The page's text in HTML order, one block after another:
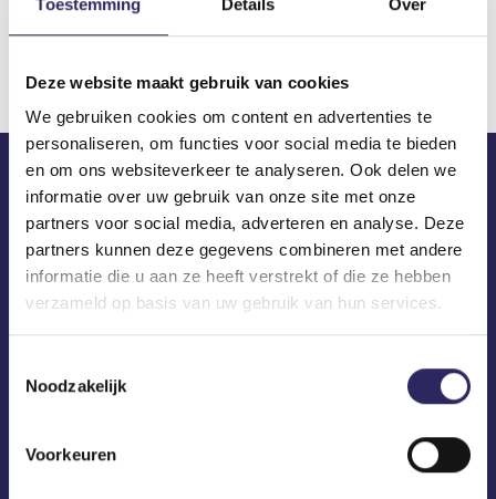
Deze website maakt gebruik van cookies
We gebruiken cookies om content en advertenties te
personaliseren, om functies voor social media te bieden
en om ons websiteverkeer te analyseren. Ook delen we
informatie over uw gebruik van onze site met onze
partners voor social media, adverteren en analyse. Deze
partners kunnen deze gegevens combineren met andere
informatie die u aan ze heeft verstrekt of die ze hebben
verzameld op basis van uw gebruik van hun services.
Noodzakelijk
Voorkeuren
Download
ECA in je mailbox?